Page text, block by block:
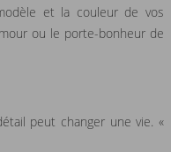
et la couleur de vos
ou le porte-bonheur de
peut changer une vie. «